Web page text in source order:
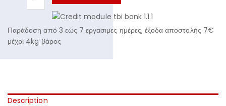
Παράδοση από 3 εώς 7 εργασιμες ημέρες, έξοδα αποστολής 7€
μέχρι 4kg βάρος
Description